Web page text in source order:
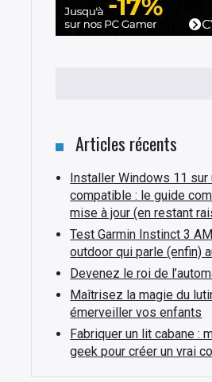
Articles récents
Installer Windows 11 sur
compatible : le guide
mise à jour (en restant
Test Garmin Instinct 3
outdoor qui parle (enfin)
Devenez le roi de
Maîtrisez la magie du
émerveiller vos enfants
Fabriquer un lit cabane :
geek pour créer un vrai